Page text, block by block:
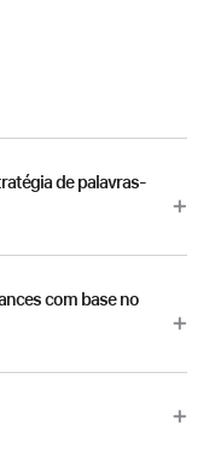
de palavras-
com base no